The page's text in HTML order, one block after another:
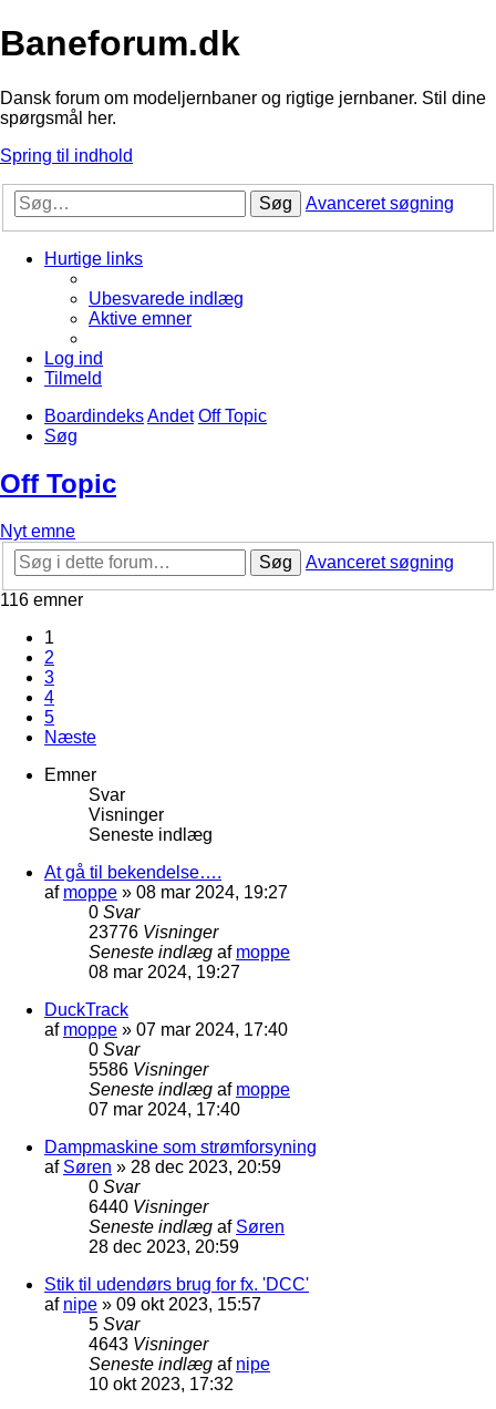
Baneforum.dk
Dansk forum om modeljernbaner og rigtige jernbaner. Stil dine
spørgsmål her.
Spring til indhold
Søg Avanceret søgning
Hurtige links
Ubesvarede indlæg
Aktive emner
Log ind
Tilmeld
BoardindeksAndet Off Topic
Søg
Off Topic
Nyt emne
Søg
Avanceret søgning
116 emner
1
2
3
4
5
Næste
Emner
Svar
Visninger
Seneste indlæg
At gå til bekendelse….
af moppe » 08 mar 2024, 19:27
0 Svar
23776 Visninger
Seneste indlæg af moppe
08 mar 2024, 19:27
DuckTrack
af moppe » 07 mar 2024, 17:40
0 Svar
5586 Visninger
Seneste indlæg af moppe
07 mar 2024, 17:40
Dampmaskine som strømforsyning
af Søren » 28 dec 2023, 20:59
0 Svar
6440 Visninger
Seneste indlæg af Søren
28 dec 2023, 20:59
Stik til udendørs brug for fx. 'DCC'
af nipe » 09 okt 2023, 15:57
5 Svar
4643 Visninger
Seneste indlæg af nipe
10 okt 2023, 17:32